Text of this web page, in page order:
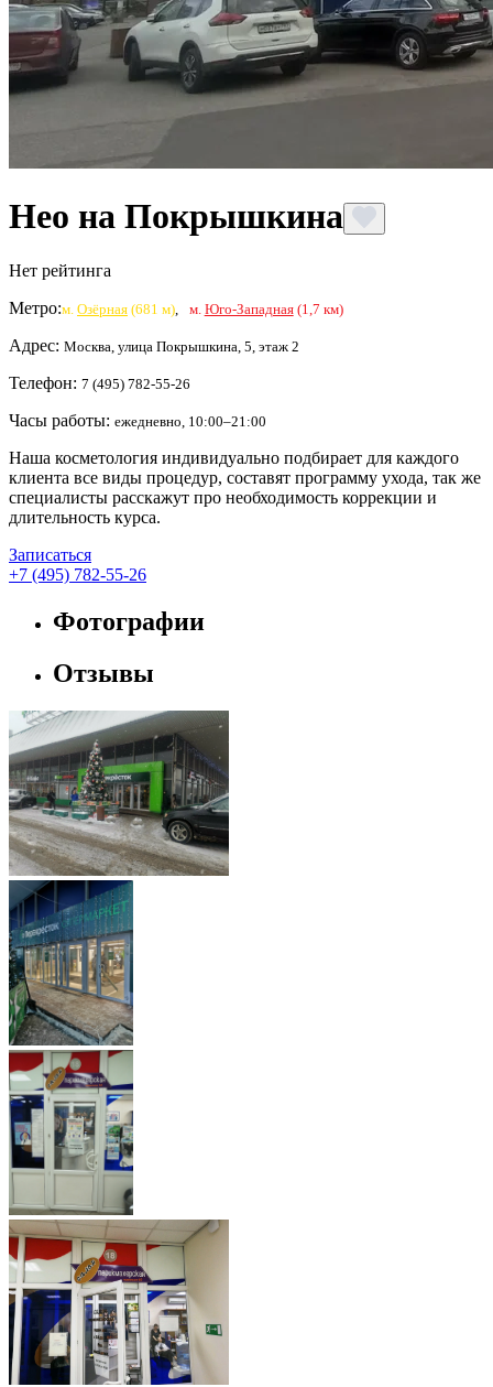
Нео на Покрышкина
Нет рейтинга
Метро:м. Озёрная (681 м) м. Юго-Западная(1,7 км)
Адрес: Москва, улица Покрышкина, 5, этаж 2
Телефон: 7 (495) 782-55-26
Часы работы: ежедневно, 10:00–21:00
Наша косметология индивидуально подбирает для каждого
клиента все виды процедур, составят программу ухода, так же
специалисты расскажут про необходимость коррекции и
длительность курса.
Записаться
+7 (495) 782-55-26
Фотографии
Отзывы